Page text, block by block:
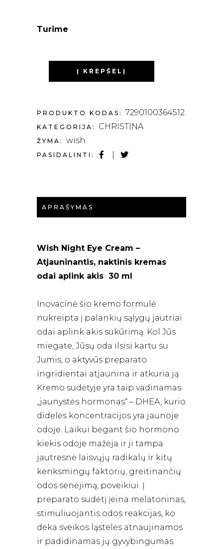
Turime
Į KREPŠELĮ
PRODUKTO KODAS: 7290100364512
KATEGORIJA: CHRISTINA
ŽYMA: wish
PASIDALINTI:
APRAŠYMAS
Wish Night Eye Cream –
Atjauninantis, naktinis kremas
odai aplink akis 30 ml
Inovacinė šio kremo formulė
nukreipta į palankių sąlygų jautriai
odai aplink akis sukūrimą. Kol Jūs
miegate, Jūsų oda ilsisi kartu su
Jumis, o aktyvūs preparato
ingridientai atjaunina ir atkuria ją.
Kremo sudėtyje yra taip vadinamas
„jaunystės hormonas“ – DHEA, kurio
didelės koncentracijos yra jaunoje
odoje. Laikui bėgant šio hormono
kiekis odoje mažėja ir ji tampa
jautresnė laisvųjų radikalų ir kitų
kenksmingų faktorių, greitinančių
odos senėjimą, poveikiui. Į
preparato sudėtį įeina melatoninas,
stimuliuojantis odos reakcijas, ko
dėka sveikos ląstelės atnaujinamos
ir padidinamas jų gyvybingumas.